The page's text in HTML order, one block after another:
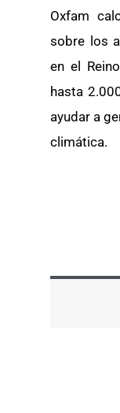
Oxfam
sobre los
en el
hasta
ayudar a
climática.